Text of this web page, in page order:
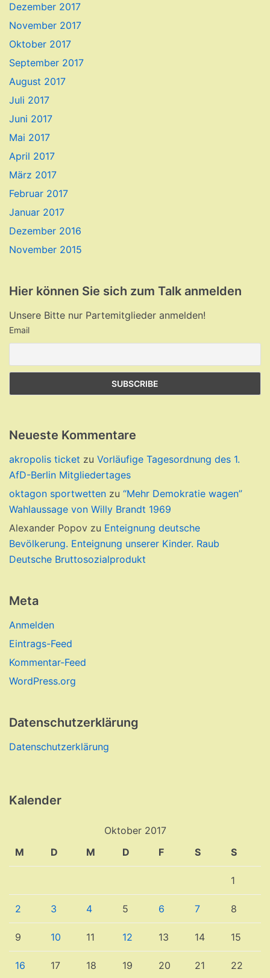
Dezember 2017
November 2017
Oktober 2017
September 2017
August 2017
Juli 2017
Juni 2017
Mai 2017
April 2017
März 2017
Februar 2017
Januar 2017
Dezember 2016
November 2015
Hier können Sie sich zum Talk anmelden
Unsere Bitte nur Partemitglieder anmelden!
Email
Neueste Kommentare
akropolis ticket zu Vorläufige Tagesordnung des 1.
AfD-Berlin Mitgliedertages
oktagon sportwetten zu “Mehr Demokratie wagen”
Wahlaussage von Willy Brandt 1969
Alexander Popov zu Enteignung deutsche
Bevölkerung. Enteignung unserer Kinder. Raub
Deutsche Bruttosozialprodukt
Meta
Anmelden
Eintrags-Feed
Kommentar-Feed
WordPress.org
Datenschutzerklärung
Datenschutzerklärung
Kalender
Oktober 2017
M
D M D F S S
1
2 3 4 5 6 7 8
9 10 11 12 13 14 15
16 17 18 19 20 21 22